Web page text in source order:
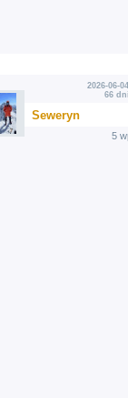
2026-06-
66
Seweryn
5